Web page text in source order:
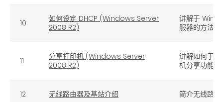
10
如何设定 DHCP (Windows Server
2008 R2)
讲解于
服器的方法
11
分享打印机 (Windows Server
2008 R2)
讲解如何于
机分享功能
12 无线路由器及基站介绍 简介无线路